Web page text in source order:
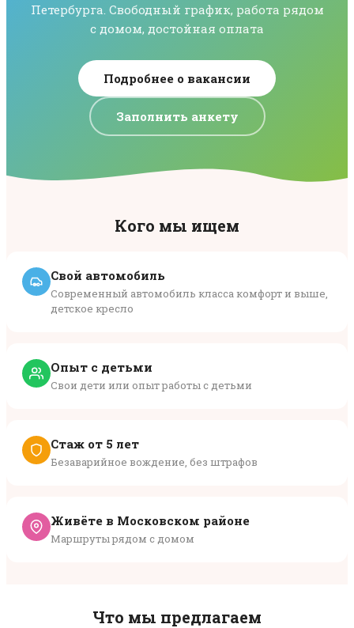
Петербурга. Свободный график, работа рядом
с домом, достойная оплата
Подробнее о вакансии
Заполнить анкету
Кого мы ищем
Свой автомобиль
Современный автомобиль класса комфорт и выше,
детское кресло
Опыт с детьми
Свои дети или опыт работы с детьми
Стаж от 5 лет
Безаварийное вождение, без штрафов
Живёте в Московском районе
Маршруты рядом с домом
Что мы предлагаем